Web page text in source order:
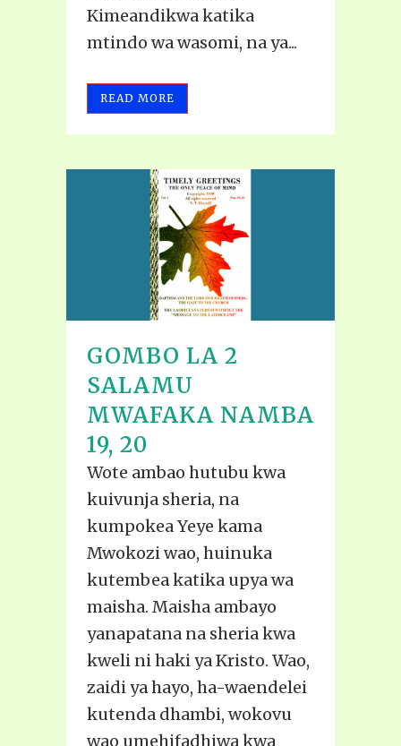
Kimeandikwa katika
mtindo wa wasomi, na ya...
READ MORE
GOMBO LA 2
SALAMU
MWAFAKA NAMBA
19, 20
Wote ambao hutubu kwa
kuivunja sheria, na
kumpokea Yeye kama
Mwokozi wao, huinuka
kutembea katika upya wa
maisha. Maisha ambayo
yanapatana na sheria kwa
kweli ni haki ya Kristo. Wao,
zaidi ya hayo, ha-waendelei
kutenda dhambi, wokovu
wao umehifadhiwa kwa